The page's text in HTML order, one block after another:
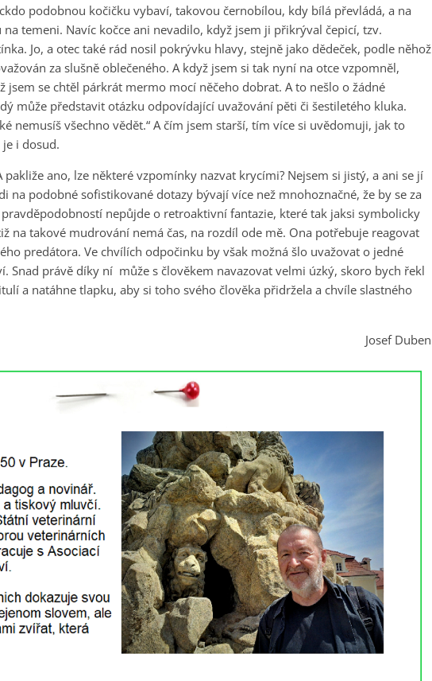
podobnou kočičku vybaví, takovou černobílou, kdy bílá převládá, a na
temeni. Navíc kočce ani nevadilo, když jsem ji přikrýval čepicí, tzv.
Jo, a otec také rád nosil pokrývku hlavy, stejně jako dědeček, podle něhož
za slušně oblečeného. A když jsem si tak nyní na otce vzpomněl,
jsem se chtěl párkrát mermo mocí něčeho dobrat. A to nešlo o žádné
může představit otázku odpovídající uvažování pěti či šestiletého kluka.
nemusíš všechno vědět.“ A čím jsem starší, tím více si uvědomuji, jak to
i dosud.
pakliže ano, lze některé vzpomínky nazvat krycími? Nejsem si jistý, a ani se jí
na podobné sofistikované dotazy bývají více než mnohoznačné, že by se za
nepůjde o retroaktivní fantazie, které tak jaksi symbolicky
na takové mudrování nemá čas, na rozdíl ode mě. Ona potřebuje reagovat
predátora. Ve chvílích odpočinku by však možná šlo uvažovat o jedné
Snad právě díky ní může s člověkem navazovat velmi úzký, skoro bych řekl
a natáhne tlapku, aby si toho svého člověka přidržela a chvíle slastného
Josef Duben